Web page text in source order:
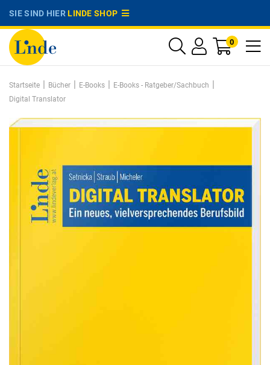
SIE SIND HIERLINDE SHOP
0
Startseite | Bücher | E-Books | E-Books - Ratgeber/Sachbuch |
Digital Translator